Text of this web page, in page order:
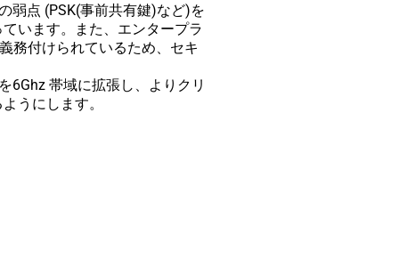
弱点 (PSK(事前共有鍵)など)を
います。また、エンタープラ
務付けられているため、セキ
6Ghz 帯域に拡張し、よりクリ
うにします。